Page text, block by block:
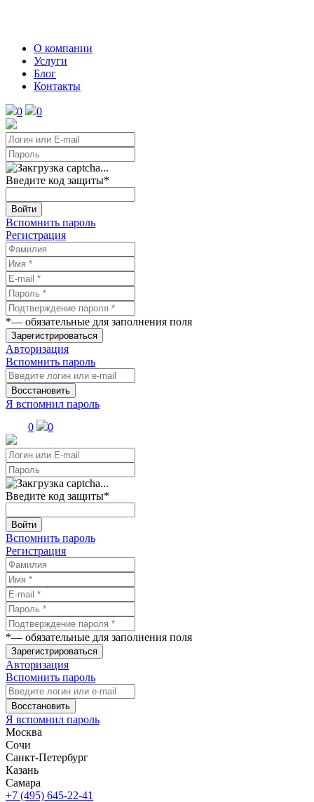
О компании
Услуги
Блог
Контакты
0 0
Введите код защиты*
Войти
Вспомнить пароль
Регистрация
*— обязательные для заполнения поля
Зарегистрироваться
Авторизация
Вспомнить пароль
Восстановить
Я вспомнил пароль
0
0
Введите код защиты*
Войти
Вспомнить пароль
Регистрация
*— обязательные для заполнения поля
Зарегистрироваться
Авторизация
Вспомнить пароль
Восстановить
Я вспомнил пароль
Москва
Сочи
Санкт-Петербург
Казань
Самара
+7 (495) 645-22-41